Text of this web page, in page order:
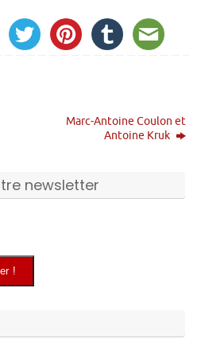
Marc-Antoine Coulon et
Antoine Kruk
newsletter